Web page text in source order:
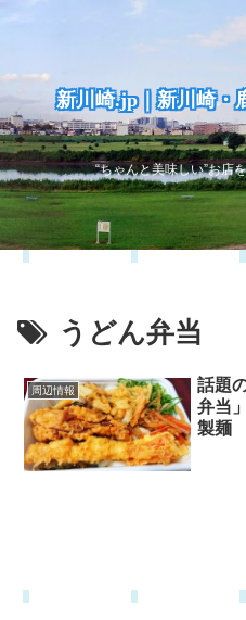
新川崎.jp｜新川崎・
“ちゃんと美味しい”お店
うどん弁当
周辺情報
話題
弁当
製麺